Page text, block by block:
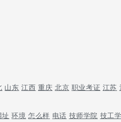
山东 江西 重庆 北京 职业考证 江苏
址 环境 怎么样 电话 技师学院 技工